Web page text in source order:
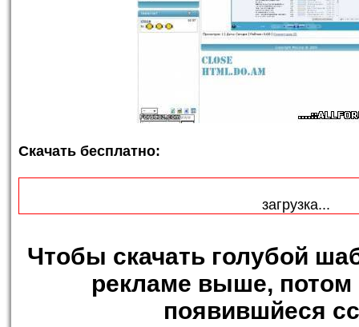
Скачать бесплатно:
загрузка...
Чтобы скачать голубой
рекламе выше, потом
появившйеся